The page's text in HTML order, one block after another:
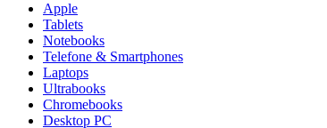
Apple
Tablets
Notebooks
Telefone & Smartphones
Laptops
Ultrabooks
Chromebooks
Desktop PC